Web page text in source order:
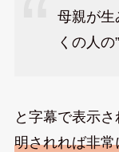
母親が生
くの人の
と字幕で表示
明されれば非